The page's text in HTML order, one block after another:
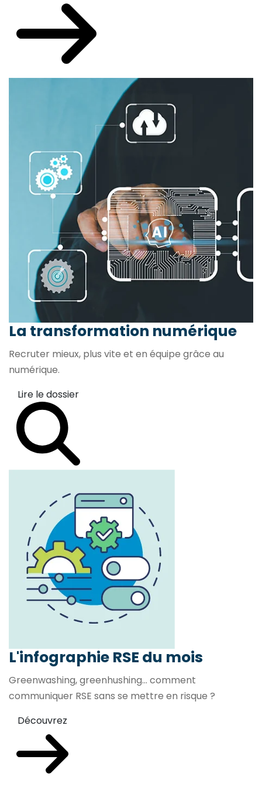
La transformation numérique
Recruter mieux, plus vite et en équipe grâce au
numérique.
Lire le dossier
L'infographie RSE du mois
Greenwashing, greenhushing… comment
communiquer RSE sans se mettre en risque ?
Découvrez